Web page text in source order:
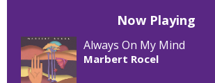
Now Playing
Always On My Mind
Marbert Rocel